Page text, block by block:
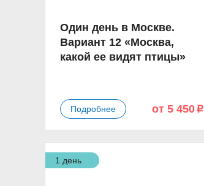
Один день в Москве.
Вариант 12 «Москва,
какой ее видят птицы»
Подробнее от 5 450 p
1 день